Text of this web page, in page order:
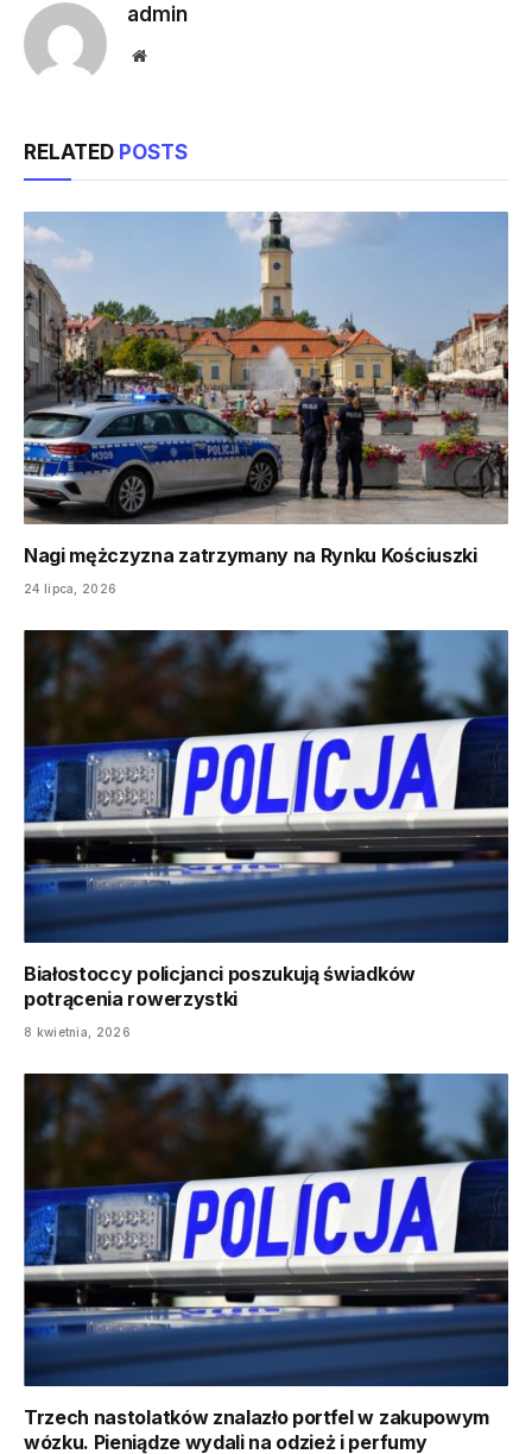
admin
Website
RELATED POSTS
Nagi mężczyzna zatrzymany na Rynku Kościuszki
24 lipca, 2026
Białostoccy policjanci poszukują świadków
potrącenia rowerzystki
8 kwietnia, 2026
Trzech nastolatków znalazło portfel w zakupowym
wózku. Pieniądze wydali na odzież i perfumy